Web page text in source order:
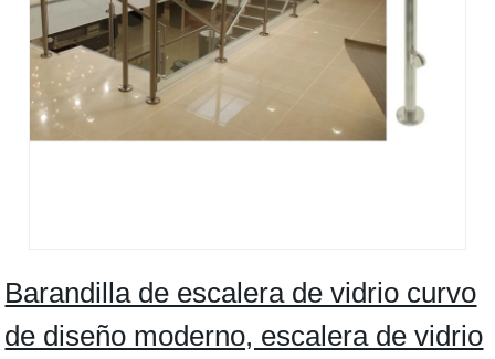
Barandilla de escalera de vidrio curvo
de diseño moderno, escalera de vidrio